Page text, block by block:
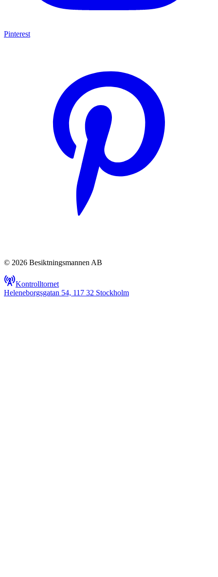
Pinterest
© 2026 Besiktningsmannen AB
Kontrolltornet
Heleneborgsgatan 54, 117 32 Stockholm